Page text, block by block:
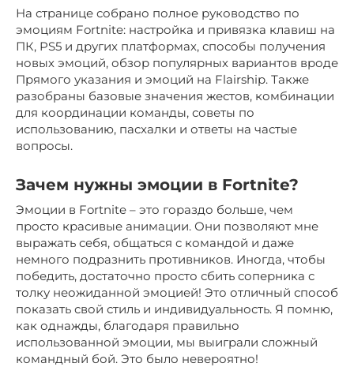
На странице собрано полное руководство по
эмоциям Fortnite: настройка и привязка клавиш на
ПК, PS5 и других платформах, способы получения
новых эмоций, обзор популярных вариантов вроде
Прямого указания и эмоций на Flairship. Также
разобраны базовые значения жестов, комбинации
для координации команды, советы по
использованию, пасхалки и ответы на частые
вопросы.
Зачем нужны эмоции в Fortnite?
Эмоции в Fortnite – это гораздо больше, чем
просто красивые анимации. Они позволяют мне
выражать себя, общаться с командой и даже
немного подразнить противников. Иногда, чтобы
победить, достаточно просто сбить соперника с
толку неожиданной эмоцией! Это отличный способ
показать свой стиль и индивидуальность. Я помню,
как однажды, благодаря правильно
использованной эмоции, мы выиграли сложный
командный бой. Это было невероятно!